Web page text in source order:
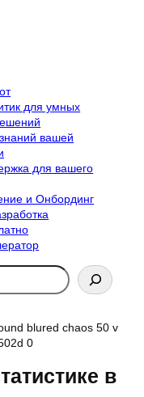
для умных
вашей
для вашего
и Онбординг
в